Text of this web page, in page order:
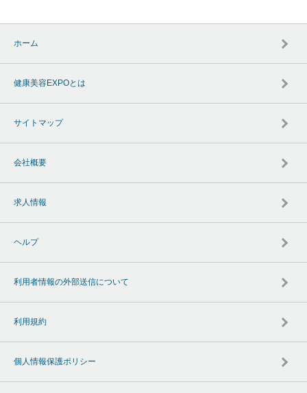
ホーム
健康美容EXPOとは
サイトマップ
会社概要
求人情報
ヘルプ
利用者情報の外部送信について
利用規約
個人情報保護ポリシー